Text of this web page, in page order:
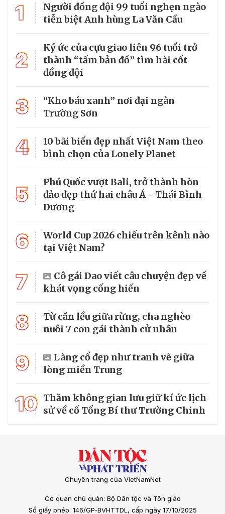
1
Người đồng đội 99 tuổi nghẹn ngào
tiễn biệt Anh hùng La Văn Cầu
2
Ký ức của cựu giao liên 96 tuổi trở
thành “tấm bản đồ” tìm hài cốt
đồng đội
3
“Kho báu xanh” nơi đại ngàn
Trường Sơn
4
10 bãi biển đẹp nhất Việt Nam theo
bình chọn của Lonely Planet
5
Phú Quốc vượt Bali, trở thành hòn
đảo đẹp thứ hai châu Á - Thái Bình
Dương
6
World Cup 2026 chiếu trên kênh nào
tại Việt Nam?
7
Cô gái Dao viết câu chuyện đẹp về
khát vọng cống hiến
8
Từ căn lều giữa rừng, cha nghèo
nuôi 7 con gái thành cử nhân
9
Làng cổ đẹp như tranh vẽ giữa
lòng miền Trung
10 Thăm không gian lưu giữ kí ức lịch
sử về cố Tổng Bí thư Trường Chinh
Chuyên trang của VietNamNet
Cơ quan chủ quản: Bộ Dân tộc và Tôn giáo
Số giấy phép: 146/GP-BVHTTDL, cấp ngày 17/10/2025